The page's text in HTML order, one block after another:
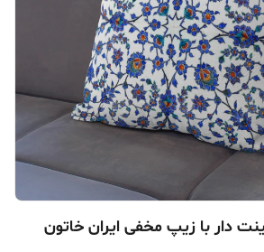
دار با زیپ مخفی ایران خاتون